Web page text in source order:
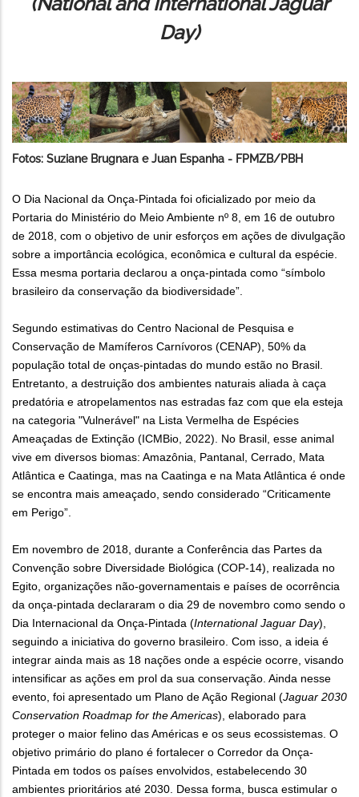
Day)
Fotos: Suziane Brugnara e Juan Espanha - FPMZB/PBH
O Dia Nacional da Onça-Pintada foi oficializado por meio da
Portaria do Ministério do Meio Ambiente nº 8, em 16 de outubro
de 2018, com o objetivo de unir esforços em ações de divulgação
sobre a importância ecológica, econômica e cultural da espécie.
Essa mesma portaria declarou a onça-pintada como “símbolo
brasileiro da conservação da biodiversidade”.
Segundo estimativas do Centro Nacional de Pesquisa e
Conservação de Mamíferos Carnívoros (CENAP), 50% da
população total de onças-pintadas do mundo estão no Brasil.
Entretanto, a destruição dos ambientes naturais aliada à caça
predatória e atropelamentos nas estradas faz com que ela esteja
na categoria "Vulnerável" na Lista Vermelha de Espécies
Ameaçadas de Extinção (ICMBio, 2022). No Brasil, esse animal
vive em diversos biomas: Amazônia, Pantanal, Cerrado, Mata
Atlântica e Caatinga, mas na Caatinga e na Mata Atlântica é onde
se encontra mais ameaçado, sendo considerado “Criticamente
em Perigo”.
Em novembro de 2018, durante a Conferência das Partes da
Convenção sobre Diversidade Biológica (COP-14), realizada no
Egito, organizações não-governamentais e países de ocorrência
da onça-pintada declararam o dia 29 de novembro como sendo o
Dia Internacional da Onça-Pintada (International Jaguar Day),
seguindo a iniciativa do governo brasileiro. Com isso, a ideia é
integrar ainda mais as 18 nações onde a espécie ocorre, visando
intensificar as ações em prol da sua conservação. Ainda nesse
evento, foi apresentado um Plano de Ação Regional (Jaguar 2030
Conservation Roadmap for the Americas), elaborado para
proteger o maior felino das Américas e os seus ecossistemas. O
objetivo primário do plano é fortalecer o Corredor da Onça-
Pintada em todos os países envolvidos, estabelecendo 30
ambientes prioritários até 2030. Dessa forma, busca estimular o